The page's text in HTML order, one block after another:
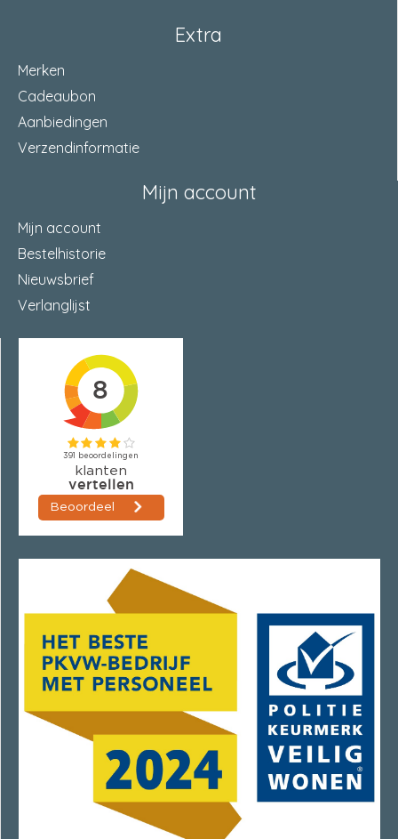
Extra
Merken
Cadeaubon
Aanbiedingen
Verzendinformatie
Mijn account
Mijn account
Bestelhistorie
Nieuwsbrief
Verlanglijst